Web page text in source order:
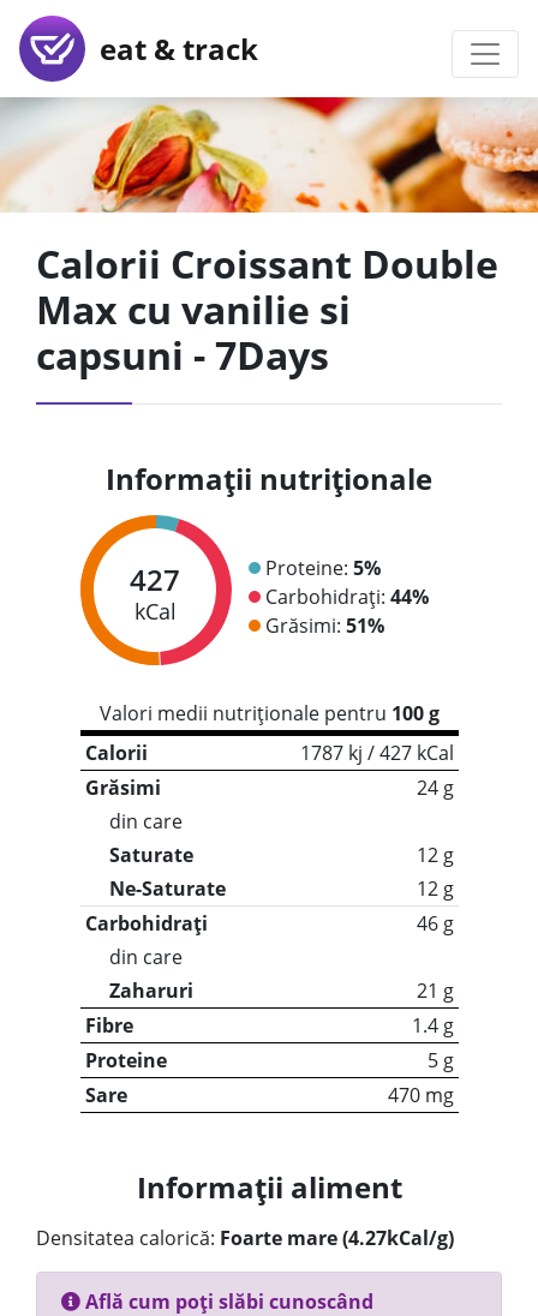
eat & track
Calorii Croissant Double
Max cu vanilie si
capsuni - 7Days
Informații nutriționale
427
kCal
Proteine: 5%
Carbohidrați: 44%
Grăsimi: 51%
Valori medii nutriționale pentru 100 g
Calorii
1787 kj / 427 kCal
Grăsimi
24 g
din care
Saturate
12 g
Ne-Saturate
12 g
Carbohidrați
46 g
din care
Zaharuri
21 g
Fibre
1.4 g
Proteine
5 g
Sare
470 mg
Informații aliment
Densitatea calorică: Foarte mare (4.27kCal/g)
Află cum poți slăbi cunoscând